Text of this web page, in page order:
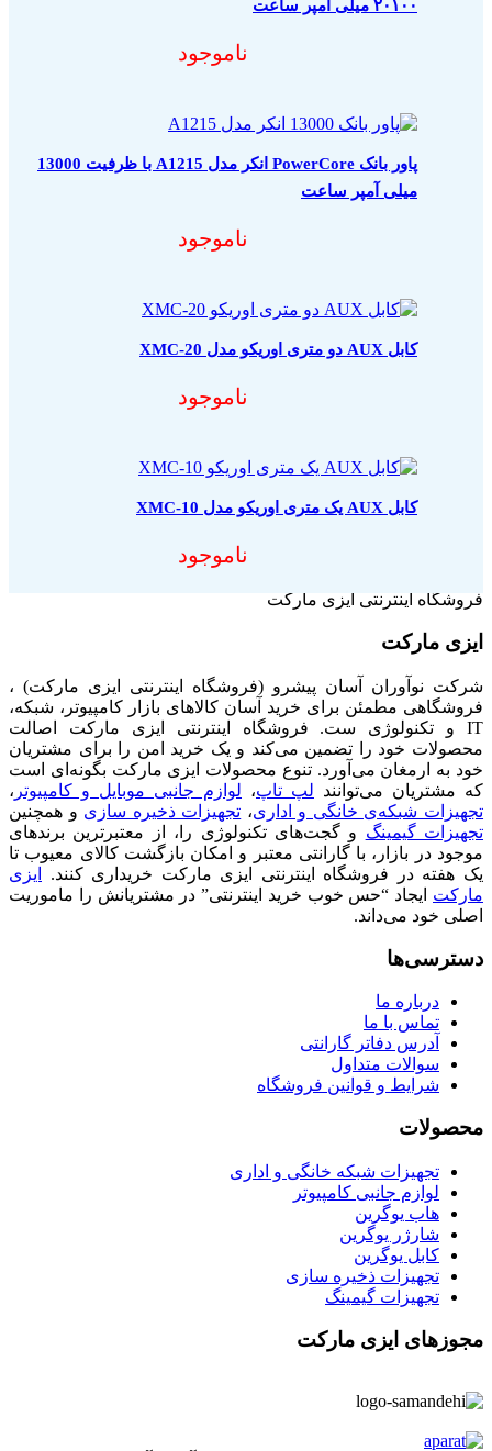
۲۰۱۰۰ میلی آمپر ساعت
ناموجود
پاور بانک PowerCore انکر مدل A1215 با ظرفیت 13000
میلی آمپر ساعت
ناموجود
کابل AUX دو متری اوریکو مدل XMC-20
ناموجود
کابل AUX یک متری اوریکو مدل XMC-10
ناموجود
فروشگاه اینترنتی ایزی مارکت
ایزی مارکت
شرکت نوآوران آسان پیشرو (فروشگاه اینترنتی ایزی مارکت) ،
فروشگاهی مطمئن برای خرید آسان کالاهای بازار کامپیوتر، شبکه،
IT و تکنولوژی ست. فروشگاه اینترنتی ایزی مارکت اصالت
محصولات خود را تضمین می‌کند و یک خرید امن را برای مشتریان
خود به ارمغان می‌آورد. تنوع محصولات ایزی مارکت بگونه‌ای است
که مشتریان می‌توانند لپ تاپ، لوازم جانبی موبایل و کامپیوتر ،
تجهیزات شبکه‌ی خانگی و اداری، تجهیزات ذخیره سازی و همچنین
تجهیزات گیمینگ و گجت‌های تکنولوژی را، از معتبرترین برندهای
موجود در بازار، با گارانتی معتبر و امکان بازگشت کالای معیوب تا
یک هفته در فروشگاه اینترنتی ایزی مارکت خریداری کنند.
ایزی
مارکت ایجاد “حس خوب خرید اینترنتی” در مشتریانش را ماموریت
اصلی خود می‌داند.
دسترسی‌ها
درباره ما
تماس با ما
آدرس دفاتر گارانتی
سوالات متداول
شرایط و قوانین فروشگاه
محصولات
تجهیزات شبکه خانگی و اداری
لوازم جانبی کامپیوتر
هاب یوگرین
شارژر یوگرین
کابل یوگرین
تجهیزات ذخیره سازی
تجهیزات گیمینگ
مجوزهای ایزی مارکت